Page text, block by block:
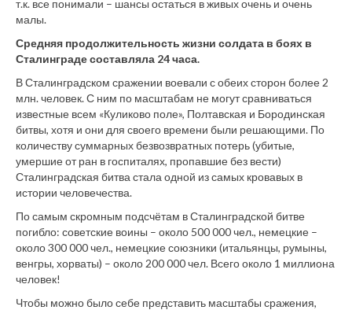
т.к. все понимали – шансы остаться в живых очень и очень
малы.
Средняя продолжительность жизни солдата в боях в
Сталинграде составляла 24 часа.
В Сталинградском сражении воевали с обеих сторон более 2
млн. человек. С ним по масштабам не могут сравниваться
известные всем «Куликово поле», Полтавская и Бородинская
битвы, хотя и они для своего времени были решающими. По
количеству суммарных безвозвратных потерь (убитые,
умершие от ран в госпиталях, пропавшие без вести)
Сталинградская битва стала одной из самых кровавых в
истории человечества.
По самым скромным подсчётам в Сталинградской битве
погибло: советские воины – около 500 000 чел., немецкие –
около 300 000 чел., немецкие союзники (итальянцы, румыны,
венгры, хорваты) – около 200 000 чел. Всего около 1 миллиона
человек!
Чтобы можно было себе представить масштабы сражения,